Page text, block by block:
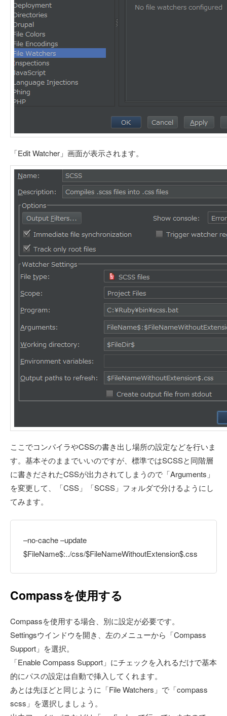
「Edit Watcher」画面が表示されます。
ここでコンパイラやCSSの書き出し場所の設定などを行いま
す。基本そのままでいいのですが、標準ではSCSSと同階層
に書きだされたCSSが出力されてしまうので「Arguments」
を変更して、「CSS」「SCSS」フォルダで分けるようにし
てみます。
–no-cache –update
$FileName$:../css/$FileNameWithoutExtension$.css
Compassを使用する
Compassを使用する場合、別に設定が必要です。
Settingsウインドウを開き、左のメニューから「Compass
Support」を選択。
「Enable Compass Support」にチェックを入れるだけで基本
的にパスの設定は自動で挿入してくれます。
あとは先ほどと同じように「File Watchers」で「compass
scss」を選択しましょう。